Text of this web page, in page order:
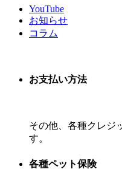
YouTube
お知らせ
コラム
お支払い方法
その他、各種クレジ
す。
各種ペット保険